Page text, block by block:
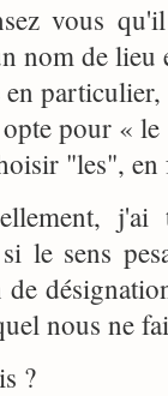
vous
nom de lieu
en
pour «
"les", en
le sens
nous ne
?